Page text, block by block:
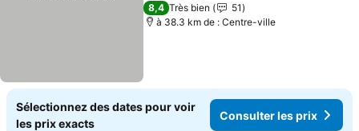
8,4 Très bien
51
à 38.3 km de : Centre-ville
Sélectionnez des dates pour voir
les prix exacts
Consulter les prix